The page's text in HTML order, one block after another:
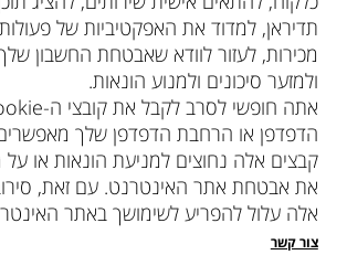
תדיראן, למדוד את האפקטיביות של
מכירות, לעזור לוודא שאבטחת החשבון
ולמזער סיכונים ולמנוע הונאות.
הדפדפן או הרחבת הדפדפן שלך
קבצים אלה נחוצים למניעת הונאות או
את אבטחת אתר האינטרנט. עם זאת,
אלה עלול להפריע לשימושך באתר
צור קשר